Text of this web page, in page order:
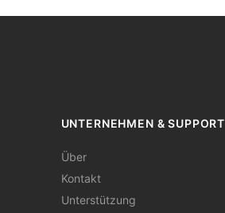
UNTERNEHMEN & SUPPORT
Über
Kontakt
Unterstützung